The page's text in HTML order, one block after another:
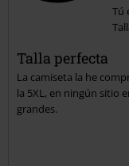
Tú
Talla perfecta
La camiseta la he
la 5XL, en ningún sitio
grandes.